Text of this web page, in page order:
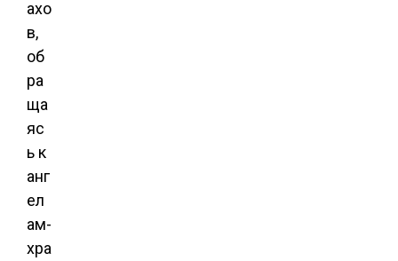
ахо
в,
об
ра
ща
яс
ь к
анг
ел
ам-
хра